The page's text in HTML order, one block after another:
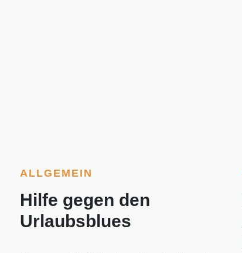
ALLGEMEIN
Hilfe gegen den
Urlaubsblues